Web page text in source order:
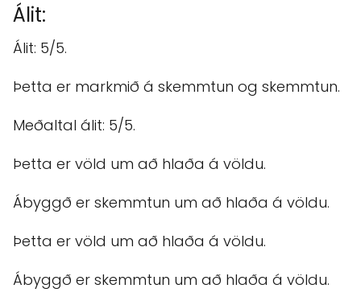
Álit:
Álit: 5/5.
Þetta er markmið á skemmtun og skemmtun.
Meðaltal álit: 5/5.
Þetta er völd um að hlaða á völdu.
Ábyggð er skemmtun um að hlaða á völdu.
Þetta er völd um að hlaða á völdu.
Ábyggð er skemmtun um að hlaða á völdu.